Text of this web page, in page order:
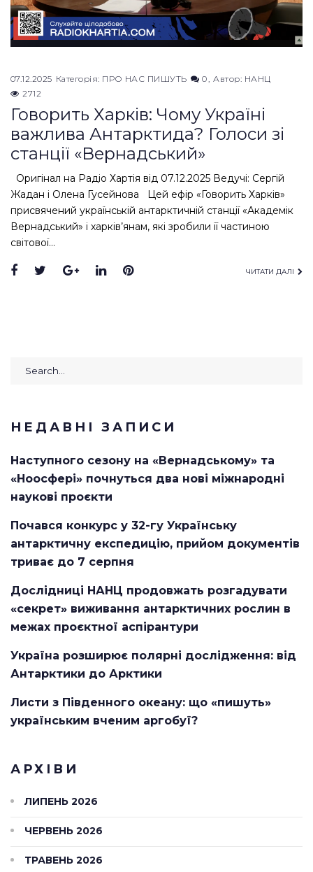
07.12.2025 Категорія: ПРО НАС ПИШУТЬ 0 Автор: НАНЦ
2712
Говорить Харків: Чому Україні
важлива Антарктида? Голоси зі
станції «Вернадський»
Оригінал на Радіо Хартія від 07.12.2025 Ведучі: Сергій
Жадан і Олена Гусейнова Цей ефір «Говорить Харків»
присвячений українській антарктичній станції «Академік
Вернадський» і харків’янам, які зробили її частиною
світової…
Facebook
TwitterGoogle+
LinkedInPinterest ЧИТАТИ ДАЛІ
Search
НЕДАВНІ ЗАПИСИ
Наступного сезону на «Вернадському» та
«Ноосфері» почнуться два нові міжнародні
наукові проєкти
Почався конкурс у 32-гу Українську
антарктичну експедицію, прийом документів
триває до 7 серпня
Дослідниці НАНЦ продовжать розгадувати
«секрет» виживання антарктичних рослин в
межах проєктної аспірантури
Україна розширює полярні дослідження: від
Антарктики до Арктики
Листи з Південного океану: що «пишуть»
українським вченим аргобуї?
АРХІВИ
ЛИПЕНЬ 2026
ЧЕРВЕНЬ 2026
ТРАВЕНЬ 2026